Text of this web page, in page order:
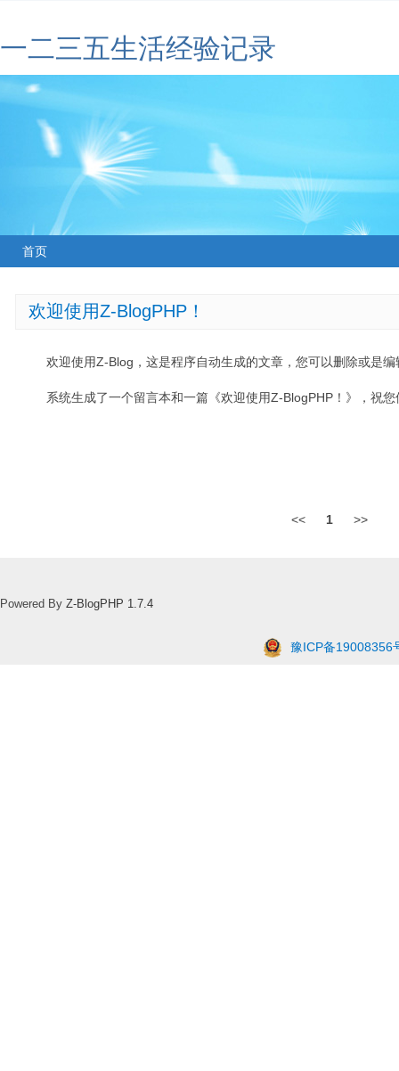
一二三五生活经验记录
首页
欢迎使用Z-BlogPHP！
欢迎使用Z-Blog，这是程序自动生成的文章，您可以删除或是编
系统生成了一个留言本和一篇《欢迎使用Z-BlogPHP！》，祝
<< 1 >>
Powered By Z-BlogPHP 1.7.4
豫ICP备19008356